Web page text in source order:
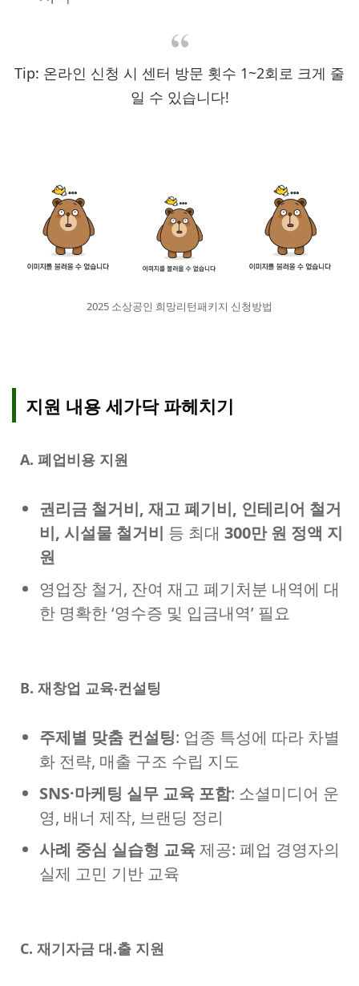
Tip: 온라인 신청 시 센터 방문 횟수 1~2회로 크게 줄
일 수 있습니다!
2025 소상공인 희망리턴패키지 신청방법
지원 내용 세가닥 파헤치기
A. 폐업비용 지원
권리금 철거비, 재고 폐기비, 인테리어 철거
비, 시설물 철거비 등 최대 300만 원 정액 지
원
영업장 철거, 잔여 재고 폐기처분 내역에 대
한 명확한 ‘영수증 및 입금내역’ 필요
B. 재창업 교육‧컨설팅
주제별 맞춤 컨설팅: 업종 특성에 따라 차별
화 전략, 매출 구조 수립 지도
SNS·마케팅 실무 교육 포함: 소셜미디어 운
영, 배너 제작, 브랜딩 정리
사례 중심 실습형 교육제공: 폐업 경영자의
실제 고민 기반 교육
C. 재기자금 대.출 지원